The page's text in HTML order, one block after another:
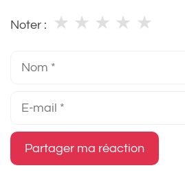
Noter : ★
★
★
★
★